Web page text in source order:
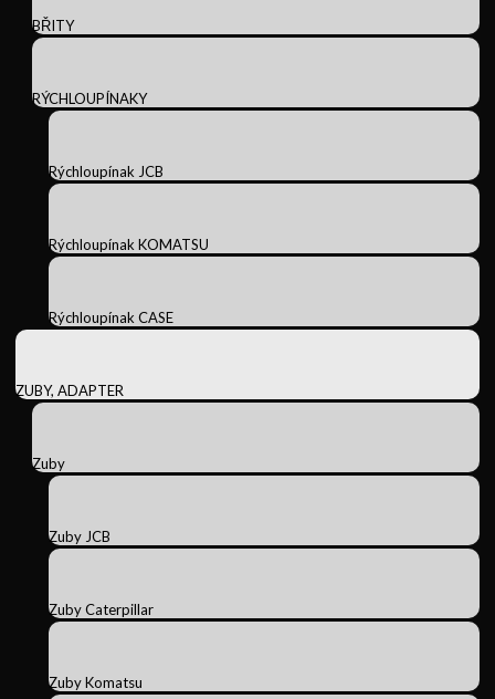
BŘITY
RÝCHLOUPÍNAKY
Rýchloupínak JCB
Rýchloupínak KOMATSU
Rýchloupínak CASE
ZUBY, ADAPTER
Zuby
Zuby JCB
Zuby Caterpillar
Zuby Komatsu